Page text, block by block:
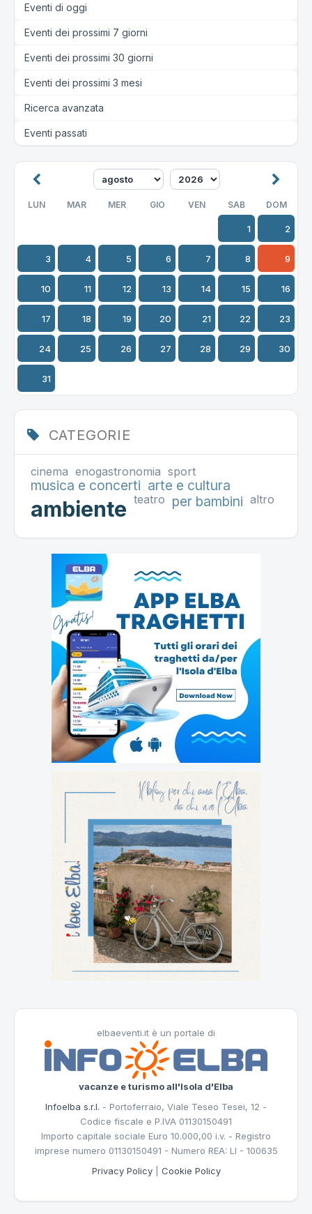
Eventi di oggi
Eventi dei prossimi 7 giorni
Eventi dei prossimi 30 giorni
Eventi dei prossimi 3 mesi
Ricerca avanzata
Eventi passati
LUN MAR MER GIO VEN SAB DOM
1 2
3 4 5 6 7 8 9
10 11 12 13 14 15 16
17 18 19 20 21 22 23
24 25 26 27 28 29 30
31
CATEGORIE
cinema enogastronomia sport
musica e concerti arte e cultura
ambiente teatro per bambini altro
elbaeventi.it è un portale di
vacanze e turismo all'Isola d'Elba
Infoelba s.r.l. - Portoferraio, Viale Teseo Tesei, 12 -
Codice fiscale e P.IVA 01130150491
Importo capitale sociale Euro 10.000,00 i.v. - Registro
imprese numero 01130150491 - Numero REA: LI - 100635
Privacy Policy| Cookie Policy